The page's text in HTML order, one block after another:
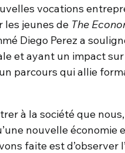
vocations
les jeunes de The
Diego Perez a
et ayant un impact sur
parcours qui allie
à la société que
nouvelle économie
faite est d’observer